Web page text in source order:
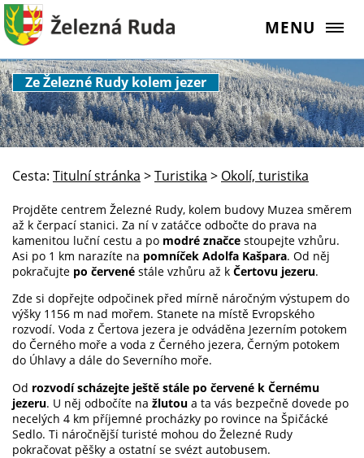
MENU
Ze Železné Rudy kolem jezer
Cesta: Titulní stránka >Turistika > Okolí, turistika
Projděte centrem Železné Rudy, kolem budovy Muzea směrem
až k čerpací stanici. Za ní v zatáčce odbočte do prava na
kamenitou luční cestu a po modré značce stoupejte vzhůru.
Asi po 1 km narazíte na pomníček Adolfa Kašpara. Od něj
pokračujte po červené stále vzhůru až k Čertovu jezeru.
Zde si dopřejte odpočinek před mírně náročným výstupem do
výšky 1156 m nad mořem. Stanete na místě Evropského
rozvodí. Voda z Čertova jezera je odváděna Jezerním potokem
do Černého moře a voda z Černého jezera, Černým potokem
do Úhlavy a dále do Severního moře.
Od rozvodí scházejte ještě stále po červené k Černému
jezeru. U něj odbočíte na žlutou a ta vás bezpečně dovede po
necelých 4 km příjemné procházky po rovince na Špičácké
Sedlo. Ti náročnější turisté mohou do Železné Rudy
pokračovat pěšky a ostatní se svézt autobusem.